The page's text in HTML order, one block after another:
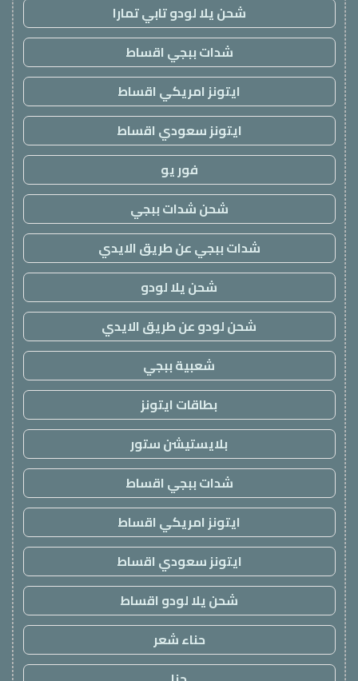
شحن يلا لودو تابي تمارا
شدات ببجي اقساط
ايتونز امريكي اقساط
ايتونز سعودي اقساط
فور يو
شحن شدات ببجي
شدات ببجي عن طريق الايدي
شحن يلا لودو
شحن لودو عن طريق الايدي
شعبية ببجي
بطاقات ايتونز
بلايستيشن ستور
شدات ببجي اقساط
ايتونز امريكي اقساط
ايتونز سعودي اقساط
شحن يلا لودو اقساط
حناء شعر